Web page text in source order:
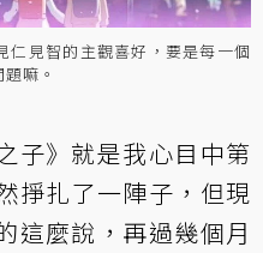
仁見智的主觀喜好，要是每一個
嘛。
子》就是我心目中第
掙扎了一陣子，但現
這麼說，再過幾個月